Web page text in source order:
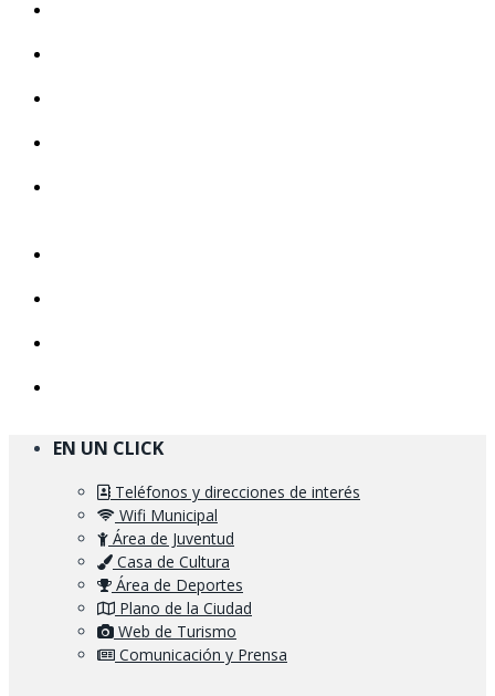
EN UN CLICK
Teléfonos y direcciones de interés
Wifi Municipal
Área de Juventud
Casa de Cultura
Área de Deportes
Plano de la Ciudad
Web de Turismo
Comunicación y Prensa